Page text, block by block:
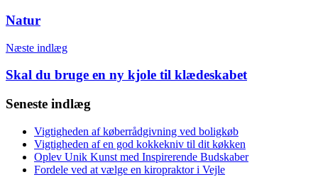
Natur
Næste indlæg
Skal du bruge en ny kjole til klædeskabet
Seneste indlæg
Vigtigheden af køberrådgivning ved boligkøb
Vigtigheden af en god kokkekniv til dit køkken
Oplev Unik Kunst med Inspirerende Budskaber
Fordele ved at vælge en kiropraktor i Vejle